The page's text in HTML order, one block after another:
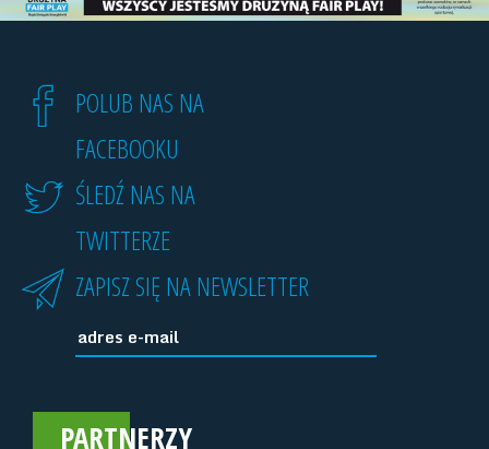
POLUB NAS NA
FACEBOOKU
ŚLEDŹ NAS NA
TWITTERZE
ZAPISZ SIĘ NA NEWSLETTER
PARTNERZY